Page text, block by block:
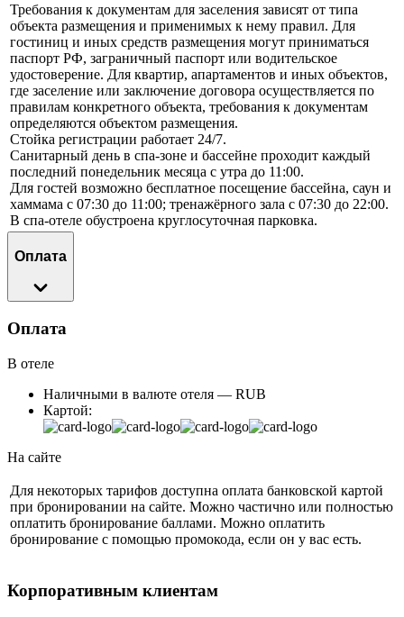
Требования к документам для заселения зависят от типа
объекта размещения и применимых к нему правил. Для
гостиниц и иных средств размещения могут приниматься
паспорт РФ, заграничный паспорт или водительское
удостоверение. Для квартир, апартаментов и иных объектов,
где заселение или заключение договора осуществляется по
правилам конкретного объекта, требования к документам
определяются объектом размещения.
Стойка регистрации работает 24/7.
Санитарный день в спа-зоне и бассейне проходит каждый
последний понедельник месяца с утра до 11:00.
Для гостей возможно бесплатное посещение бассейна, саун и
хаммама с 07:30 до 11:00; тренажёрного зала с 07:30 до 22:00.
В спа-отеле обустроена круглосуточная парковка.
Оплата
Оплата
В отеле
Наличными в валюте отеля — RUB
Картой:
На сайте
Для некоторых тарифов доступна оплата банковской картой
при бронировании на сайте. Можно частично или полностью
оплатить бронирование баллами. Можно оплатить
бронирование с помощью промокода, если он у вас есть.
Корпоративным клиентам